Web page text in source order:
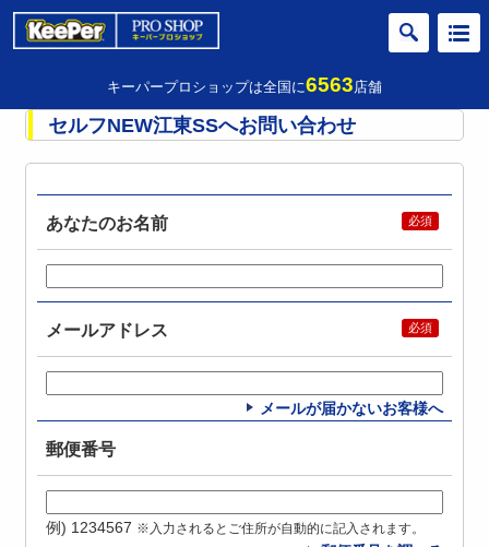
キーパープロショップは全国に6563店舗
セルフNEW江東SSへお問い合わせ
あなたのお名前
メールアドレス
メールが届かないお客様へ
郵便番号
例) 1234567 ※入力されるとご住所が自動的に記入されます。